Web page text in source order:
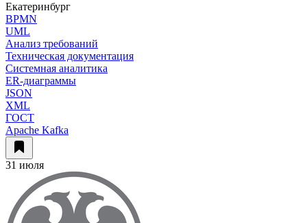
Екатеринбург
BPMN
UML
Анализ требований
Техническая документация
Системная аналитика
ER-диаграммы
JSON
XML
ГОСТ
Apache Kafka
31 июля